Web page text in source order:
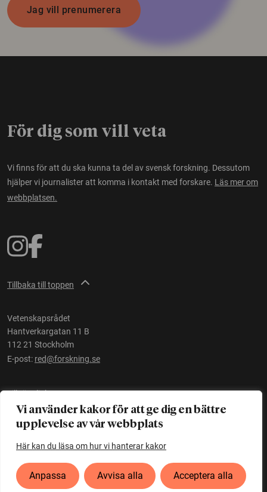
Vi använder kakor för att ge dig en bättre
upplevelse av vår webbplats
Här kan du läsa om hur vi hanterar kakor
Anpassa Avvisa alla Acceptera alla
Jag vill prenumerera
För dig som vill veta
Vi finns för att du ska kunna ta del av svensk forskning. Dessutom
hjälper vi journalister att komma i kontakt med forskare. Läs mer om
webbplatsen.
Tillbaka till toppen
Vetenskapsrådet
Hantverkargatan 11 B
112 21 Stockholm
E-post: red@forskning.se
Tillgänglighet
Ett initiativ avVetenskapsrådet